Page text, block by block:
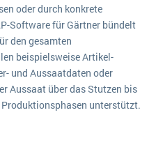
oder durch konkrete
Software für Gärtner bündelt
den gesamten
beispielsweise Artikel-
und Aussaatdaten oder
Aussaat über das Stutzen bis
unterstützt.